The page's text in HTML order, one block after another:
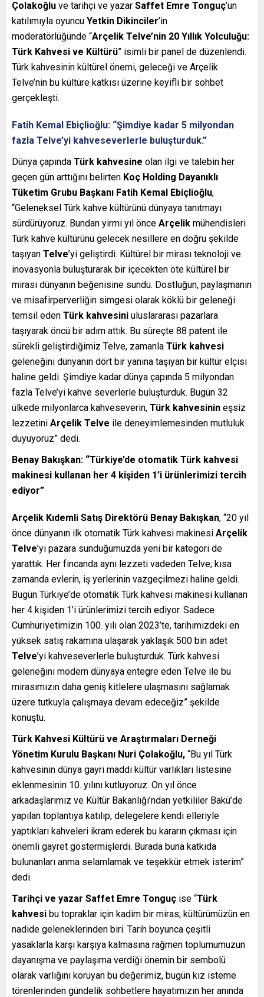
Çolakoğlu ve tarihçi ve yazar Saffet Emre Tonguç’un
katılımıyla oyuncu Yetkin Dikinciler’in
moderatörlüğünde “Arçelik Telve’nin 20 Yıllık Yolculuğu:
Türk Kahvesi ve Kültürü” isimli bir panel de düzenlendi.
Türk kahvesinin kültürel önemi, geleceği ve Arçelik
Telve’nin bu kültüre katkısı üzerine keyifli bir sohbet
gerçekleşti.
Fatih Kemal Ebiçlioğlu: “Şimdiye kadar 5 milyondan
fazla Telve’yi kahveseverlerle buluşturduk.”
Dünya çapında Türk kahvesine olan ilgi ve talebin her
geçen gün arttığını belirten Koç Holding Dayanıklı
Tüketim Grubu Başkanı Fatih Kemal Ebiçlioğlu,
“Geleneksel Türk kahve kültürünü dünyaya tanıtmayı
sürdürüyoruz. Bundan yirmi yıl önce Arçelik mühendisleri
Türk kahve kültürünü gelecek nesillere en doğru şekilde
taşıyan Telve’yi geliştirdi. Kültürel bir mirası teknoloji ve
inovasyonla buluşturarak bir içecekten öte kültürel bir
mirası dünyanın beğenisine sundu. Dostluğun, paylaşmanın
ve misafirperverliğin simgesi olarak köklü bir geleneği
temsil eden Türk kahvesini uluslararası pazarlara
taşıyarak öncü bir adım attık. Bu süreçte 88 patent ile
sürekli geliştirdiğimiz Telve, zamanla Türk kahvesi
geleneğini dünyanın dört bir yanına taşıyan bir kültür elçisi
haline geldi. Şimdiye kadar dünya çapında 5 milyondan
fazla Telve’yi kahve severlerle buluşturduk. Bugün 32
ülkede milyonlarca kahveseverin, Türk kahvesinin eşsiz
lezzetini Arçelik Telve ile deneyimlemesinden mutluluk
duyuyoruz” dedi.
Benay Bakışkan: “Türkiye’de otomatik Türk kahvesi
makinesi kullanan her 4 kişiden 1’i ürünlerimizi tercih
ediyor”
Arçelik Kıdemli Satış Direktörü Benay Bakışkan, “20 yıl
önce dünyanın ilk otomatik Türk kahvesi makinesi Arçelik
Telve’yi pazara sunduğumuzda yeni bir kategori de
yarattık. Her fincanda aynı lezzeti vadeden Telve; kısa
zamanda evlerin, iş yerlerinin vazgeçilmezi haline geldi.
Bugün Türkiye’de otomatik Türk kahvesi makinesi kullanan
her 4 kişiden 1’i ürünlerimizi tercih ediyor. Sadece
Cumhuriyetimizin 100. yılı olan 2023’te, tarihimizdeki en
yüksek satış rakamına ulaşarak yaklaşık 500 bin adet
Telve’yi kahveseverlerle buluşturduk. Türk kahvesi
geleneğini modern dünyaya entegre eden Telve ile bu
mirasımızın daha geniş kitlelere ulaşmasını sağlamak
üzere tutkuyla çalışmaya devam edeceğiz” şekilde
konuştu.
Türk Kahvesi Kültürü ve Araştırmaları Derneği
Yönetim Kurulu Başkanı Nuri Çolakoğlu, “Bu yıl Türk
kahvesinin dünya gayri maddi kültür varlıkları listesine
eklenmesinin 10. yılını kutluyoruz. On yıl önce
arkadaşlarımız ve Kültür Bakanlığı’ndan yetkililer Bakü’de
yapılan toplantıya katılıp, delegelere kendi elleriyle
yaptıkları kahveleri ikram ederek bu kararın çıkması için
önemli gayret göstermişlerdi. Burada buna katkıda
bulunanları anma selamlamak ve teşekkür etmek isterim”
dedi.
Tarihçi ve yazar Saffet Emre Tonguç ise “Türk
kahvesi bu topraklar için kadim bir miras; kültürümüzün en
nadide geleneklerinden biri. Tarih boyunca çeşitli
yasaklarla karşı karşıya kalmasına rağmen toplumumuzun
dayanışma ve paylaşıma verdiği önemin bir sembolü
olarak varlığını koruyan bu değerimiz, bugün kız isteme
törenlerinden gündelik sohbetlere hayatımızın her anında